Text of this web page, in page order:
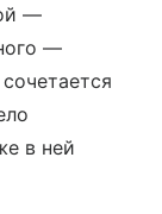
—
—
в ней